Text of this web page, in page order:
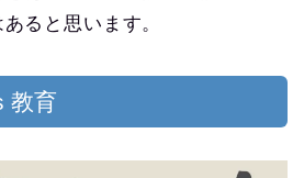
ると思います。
教育